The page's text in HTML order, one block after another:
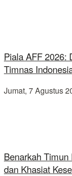
Piala AFF 2026:
Timnas
Jumat, 7 Agustus
Benarkah
dan Khasiat